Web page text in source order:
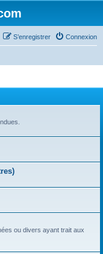
Connexion
S’enregistrer
ou divers ayant trait aux